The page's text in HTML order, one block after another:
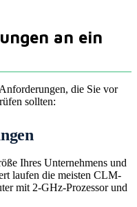
an ein
die Sie vor
sollten:
Ihres Unternehmens und
laufen die meisten CLM-
mit 2-GHz-Prozessor und